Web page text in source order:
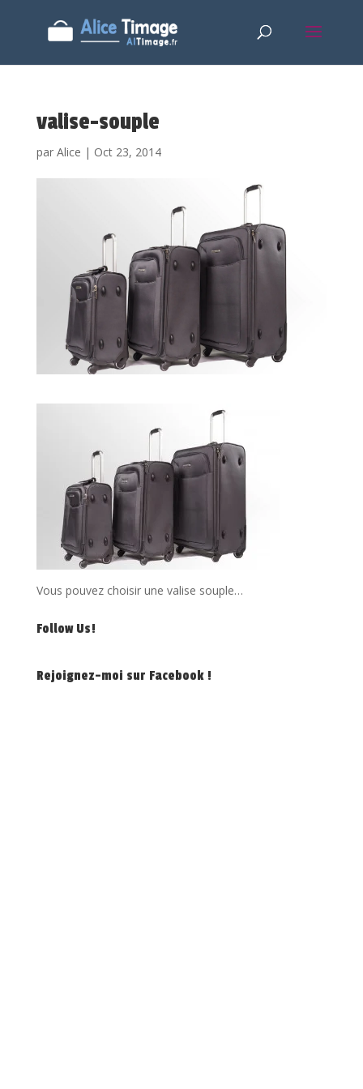
valise-souple
par Alice | Oct 23, 2014
Vous pouvez choisir une valise souple…
Follow Us!
Rejoignez-moi sur Facebook !